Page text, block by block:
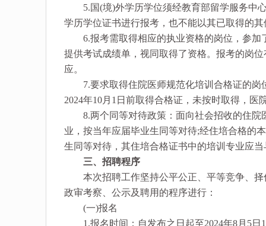
5.国(境)外学历学位须经教育部留学服务中心
学历学位证书进行报考，也不能以其已取得的
6.报考需取得相应的执业资格的岗位，参加
提供考试成绩单，视同取得了资格。报考的岗
应。
7.要求取得住院医师规范化培训合格证的岗
2024年10月1日前取得合格证，未按时取得，医
8.两个同等对待政策：面向社会招收的住院
业，按当年应届毕业生同等对待;经住培合格的
生同等对待，其住培合格证书中的培训专业应
三、招聘程序
本次招聘工作坚持公平公正、平等竞争、择
政审考察、公示及聘用的程序进行：
(一)报名
1.报名时间：自发布之日起至2024年8月5日